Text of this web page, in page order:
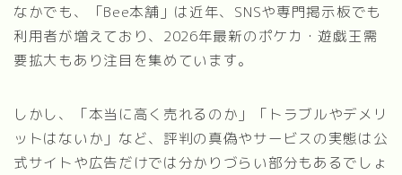
なかでも、「Bee本舗」は近年、SNSや専門掲示板でも
利用者が増えており、2026年最新のポケカ・遊戯王需
要拡大もあり注目を集めています。
しかし、「本当に高く売れるのか」「トラブルやデメリ
ットはないか」など、評判の真偽やサービスの実態は公
式サイトや広告だけでは分かりづらい部分もあるでしょ